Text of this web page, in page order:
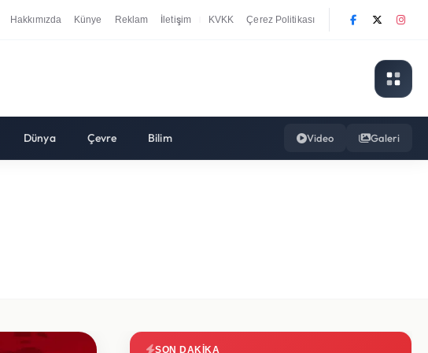
Hakkımızda Künye Reklam İletişim KVKK Çerez Politikası
Dünya Çevre Bilim Video Galeri
SON DAKIKA